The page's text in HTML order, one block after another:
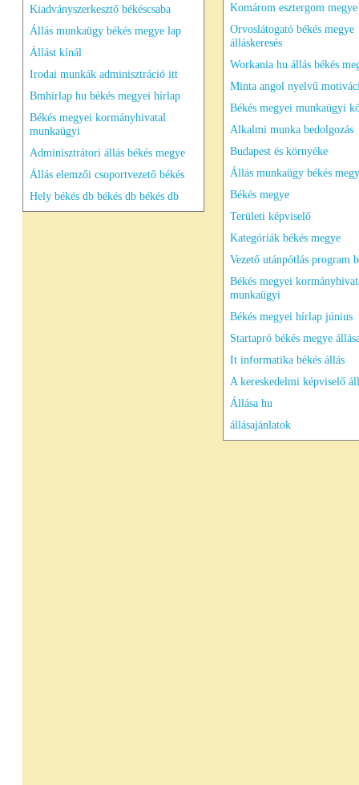
Kiadványszerkesztő békéscsaba
Állás munkaügy békés megye lap
Állást kínál
Irodai munkák adminisztráció itt
Bmhirlap hu békés megyei hírlap
Békés megyei kormányhivatal
munkaügyi
Adminisztrátori állás békés megye
Állás elemzői csoportvezető békés
Hely békés db békés db békés db
Komárom esztergom
Orvoslátogató békés megye
álláskeresés
Workania hu állás békés
Minta angol nyelvű
Békés megyei munkaügyi
Alkalmi munka bedolgozás
Budapest és környéke
Állás munkaügy békés
Békés megye
Területi képviselő
Kategóriák békés megye
Vezető utánpótlás program
Békés megyei
munkaügyi
Békés megyei hírlap június
Startapró békés megye
It informatika békés állás
A kereskedelmi képviselő
Állása hu
állásajánlatok